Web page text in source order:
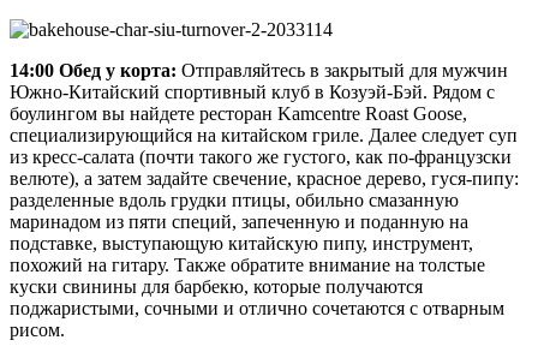
14:00 Обед у корта: Отправляйтесь в закрытый для мужчин
Южно-Китайский спортивный клуб в Козуэй-Бэй. Рядом с
боулингом вы найдете ресторан Kamcentre Roast Goose,
специализирующийся на китайском гриле. Далее следует суп
из кресс-салата (почти такого же густого, как по-французски
велюте), а затем задайте свечение, красное дерево, гуся-пипу:
разделенные вдоль грудки птицы, обильно смазанную
маринадом из пяти специй, запеченную и поданную на
подставке, выступающую китайскую пипу, инструмент,
похожий на гитару. Также обратите внимание на толстые
куски свинины для барбекю, которые получаются
поджаристыми, сочными и отлично сочетаются с отварным
рисом.